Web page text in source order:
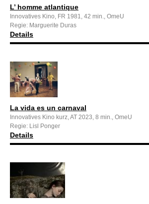
L’ homme atlantique
Innovatives Kino, FR 1981, 42 min., OmeU
Regie: Marguerite Duras
Details
La vida es un carnaval
Innovatives Kino kurz, AT 2023, 8 min., OmeU
Regie: Lisl Ponger
Details